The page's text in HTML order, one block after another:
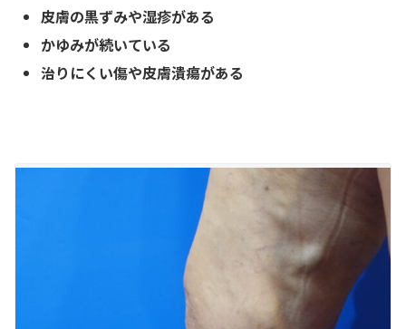
皮膚の黒ずみや湿疹がある
かゆみが続いている
治りにくい傷や皮膚潰瘍がある